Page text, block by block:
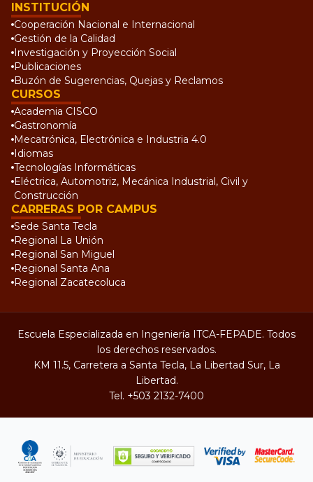
INSTITUCIÓN
Cooperación Nacional e Internacional
Gestión de la Calidad
Investigación y Proyección Social
Publicaciones
Buzón de Sugerencias, Quejas y Reclamos
CURSOS
Academia CISCO
Gastronomía
Mecatrónica, Electrónica e Industria 4.0
Idiomas
Tecnologías Informáticas
Eléctrica, Automotriz, Mecánica Industrial, Civil y
Construcción
CARRERAS POR CAMPUS
Sede Santa Tecla
Regional La Unión
Regional San Miguel
Regional Santa Ana
Regional Zacatecoluca
Escuela Especializada en Ingeniería ITCA-FEPADE. Todos
los derechos reservados.
KM 11.5, Carretera a Santa Tecla, La Libertad Sur, La
Libertad.
Tel. +503 2132-7400